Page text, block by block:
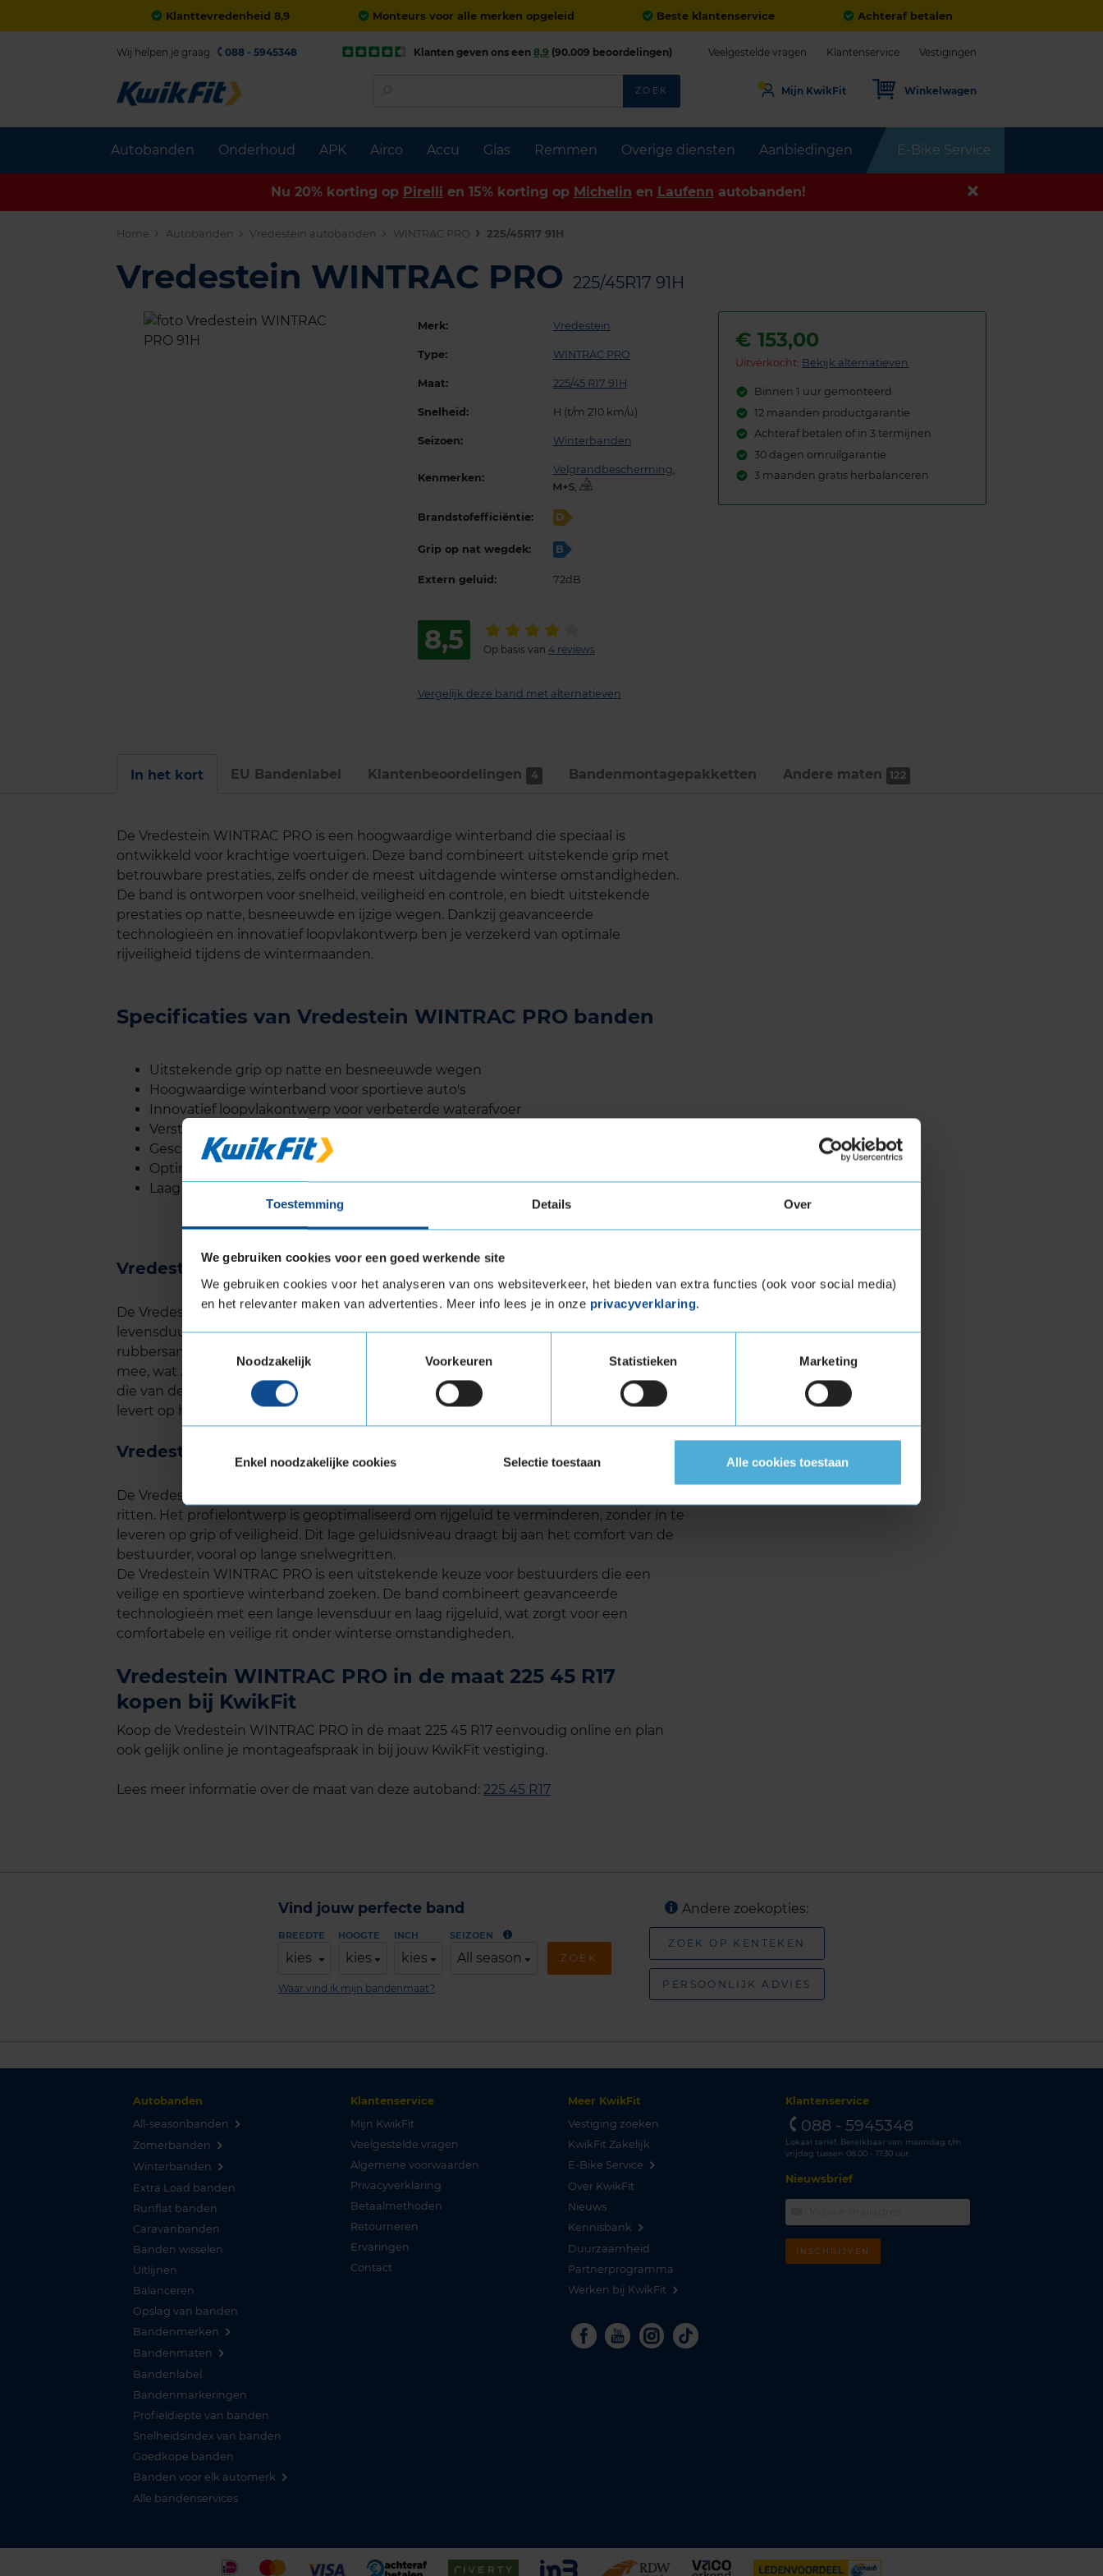
Toestemming Details Over
We gebruiken cookies voor een goed werkende site
We gebruiken cookies voor het analyseren van ons websiteverkeer, het bieden van extra functies (ook voor social media)
en het relevanter maken van advertenties. Meer info lees je in onze privacyverklaring.
Noodzakelijk
Voorkeuren Statistieken Marketing
Enkel noodzakelijke cookies Selectie toestaan Alle cookies toestaan
Klanttevredenheid 8,9 Monteurs voor alle merken opgeleid Beste klantenservice Achteraf betalen
Autobanden Onderhoud APK Airco Accu Glas Remmen Overige diensten Aanbiedingen E-Bike Service
Wij helpen je graag. 088 - 5945348 Klanten geven ons een 8,9 (90.009 beoordelingen) Veelgestelde vragen Klantenservice Vestigingen
ZOEK Mijn KwikFit Winkelwagen
Nu 20% korting op Pirelli en 15% korting op Michelin en Laufenn autobanden!
Home Autobanden Vredestein autobanden WINTRAC PRO 225/45R17 91H
Vredestein WINTRAC PRO 225/45R17 91H
Merk: Vredestein
Type: WINTRAC PRO
Maat: 225/45 R17 91H
Snelheid: H (t/m 210 km/u)
Seizoen: Winterbanden
Kenmerken:
Velgrandbescherming,
,
Brandstofefficiëntie: D
Grip op nat wegdek: B
Extern geluid: 72dB
8,5 Op basis van 4 reviews
Vergelijk deze band met alternatieven
€153,00
Uitverkocht: Bekijk alternatieven
Binnen 1 uur gemonteerd
12 maanden productgarantie
Achteraf betalen of in 3 termijnen
30 dagen omruilgarantie
3 maanden gratis herbalanceren
In het kort EU Bandenlabel Klantenbeoordelingen 4 Bandenmontage­pakketten Andere maten 122
De Vredestein WINTRAC PRO is een hoogwaardige winterband die speciaal is
ontwikkeld voor krachtige voertuigen. Deze band combineert uitstekende grip met
betrouwbare prestaties, zelfs onder de meest uitdagende winterse omstandigheden.
De band is ontworpen voor snelheid, veiligheid en controle, en biedt uitstekende
prestaties op natte, besneeuwde en ijzige wegen. Dankzij geavanceerde
technologieën en innovatief loopvlakontwerp ben je verzekerd van optimale
rijveiligheid tijdens de wintermaanden.
Specificaties van Vredestein WINTRAC PRO banden
Uitstekende grip op natte en besneeuwde wegen
Hoogwaardige winterband voor sportieve auto's
Innovatief loopvlakontwerp voor verbeterde waterafvoer
Versterkte zijkanten voor extra stabiliteit bij hoge snelheden
Geschikt voor krachtige voertuigen met hoge snelheidsindexen
Optimale remprestaties onder koude omstandigheden
Laag brandstofverbruik door geavanceerde samenstelling van het rubber
Vredestein WINTRAC PRO levensduur
De Vredestein WINTRAC PRO staat bekend om zijn duurzaamheid en lange
levensduur, zelfs bij intensief gebruik in koude omstandigheden. Door de slijtvaste
rubbersamenstelling en het slimme profielontwerp gaat deze winterband langer
mee, wat zorgt voor een goede prijs-kwaliteitverhouding. Onafhankelijke tests, zoals
die van de ANWB en ADAC, tonen aan dat de band bovengemiddelde prestaties
levert op het gebied van slijtage, wat betekent dat je minder vaak hoeft te wisselen.
Vredestein WINTRAC PRO geluid
De Vredestein WINTRAC PRO biedt een stille rijervaring, wat prettig is tijdens lange
ritten. Het profielontwerp is geoptimaliseerd om rijgeluid te verminderen, zonder in te
leveren op grip of veiligheid. Dit lage geluidsniveau draagt bij aan het comfort van de
bestuurder, vooral op lange snelwegritten.
De Vredestein WINTRAC PRO is een uitstekende keuze voor bestuurders die een
veilige en sportieve winterband zoeken. De band combineert geavanceerde
technologieën met een lange levensduur en laag rijgeluid, wat zorgt voor een
comfortabele en veilige rit onder winterse omstandigheden.
Vredestein WINTRAC PRO in de maat 225 45 R17
kopen bij KwikFit
Koop de Vredestein WINTRAC PRO in de maat 225 45 R17 eenvoudig online en plan
ook gelijk online je montageafspraak in bij jouw KwikFit vestiging.
Lees meer informatie over de maat van deze autoband: 225 45 R17
Vind jouw perfecte band
BREEDTE
kies
HOOGTE
kies
INCH
kies
SEIZOEN
All season ZOEK
Waar vind ik mijn bandenmaat?
Andere zoekopties:
ZOEK OP KENTEKEN
PERSOONLIJK ADVIES
Autobanden
All-seasonbanden
Zomerbanden
Winterbanden
Extra Load banden
Runflat banden
Caravanbanden
Banden wisselen
Uitlijnen
Balanceren
Opslag van banden
Bandenmerken
Bandenmaten
Bandenlabel
Bandenmarkeringen
Profieldiepte van banden
Snelheidsindex van banden
Goedkope banden
Banden voor elk automerk
Alle bandenservices
Klantenservice
Mijn KwikFit
Veelgestelde vragen
Algemene voorwaarden
Privacyverklaring
Betaalmethoden
Retourneren
Ervaringen
Contact
Meer KwikFit
Vestiging zoeken
KwikFit Zakelijk
E-Bike Service
Over KwikFit
Nieuws
Kennisbank
Duurzaamheid
Partnerprogramma
Werken bij KwikFit
Facebook
YoutubeInstagram
Tiktok
Klantenservice
088 - 5945348
Lokaal tarief. Bereikbaar van maandag t/m
vrijdag tussen 08.00 - 17.30 uur.
Nieuwsbrief
INSCHRIJVEN